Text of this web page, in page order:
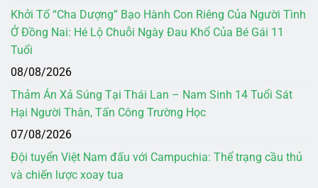
Khởi Tố “Cha Dượng” Bạo Hành Con Riêng Của Người Tình
Ở Đồng Nai: Hé Lộ Chuỗi Ngày Đau Khổ Của Bé Gái 11
Tuổi
08/08/2026
Thảm Án Xả Súng Tại Thái Lan – Nam Sinh 14 Tuổi Sát
Hại Người Thân, Tấn Công Trường Học
07/08/2026
Đội tuyển Việt Nam đấu với Campuchia: Thể trạng cầu thủ
và chiến lược xoay tua